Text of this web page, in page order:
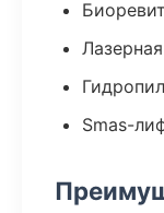
Smas-